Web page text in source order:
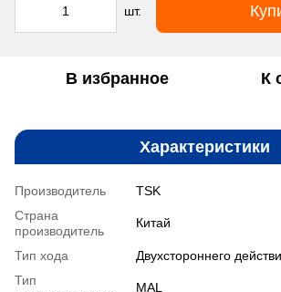
шт.
В избранное К
Характеристики
Производитель
TSK
Страна
производитель
Китай
Тип хода
Двухстороннего
Тип
MAL